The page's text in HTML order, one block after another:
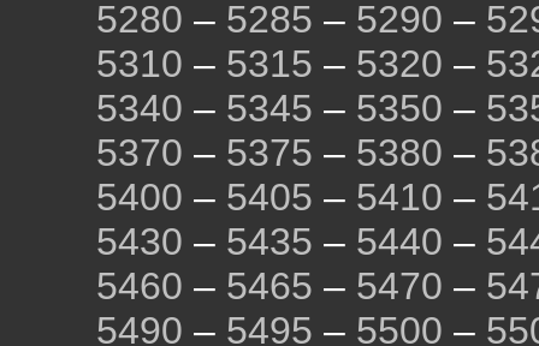
5280 – 5285 – 5290 –
5310 – 5315 – 5320 –
5340 – 5345 – 5350 –
5370 – 5375 – 5380 –
5400 – 5405 – 5410 –
5430 – 5435 – 5440 –
5460 – 5465 – 5470 –
5490 – 5495 – 5500 –